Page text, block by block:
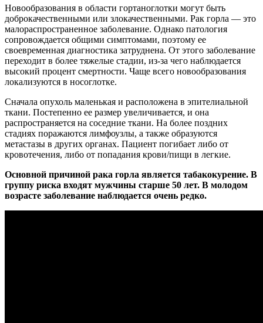
Новообразования в области гортаноглотки могут быть
доброкачественными или злокачественными. Рак горла — это
малораспространенное заболевание. Однако патология
сопровождается общими симптомами, поэтому ее
своевременная диагностика затруднена. От этого заболевание
переходит в более тяжелые стадии, из-за чего наблюдается
высокий процент смертности. Чаще всего новообразования
локализуются в носоглотке.
Сначала опухоль маленькая и расположена в эпителиальной
ткани. Постепенно ее размер увеличивается, и она
распространяется на соседние ткани. На более поздних
стадиях поражаются лимфоузлы, а также образуются
метастазы в других органах. Пациент погибает либо от
кровотечения, либо от попадания крови/пищи в легкие.
Основной причиной рака горла является табакокурение. В
группу риска входят мужчины старше 50 лет. В молодом
возрасте заболевание наблюдается очень редко.